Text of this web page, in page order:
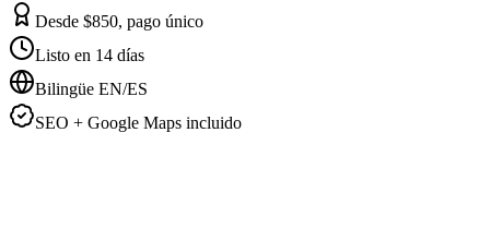
Desde $850, pago único
Listo en 14 días
Bilingüe EN/ES
SEO + Google Maps incluido